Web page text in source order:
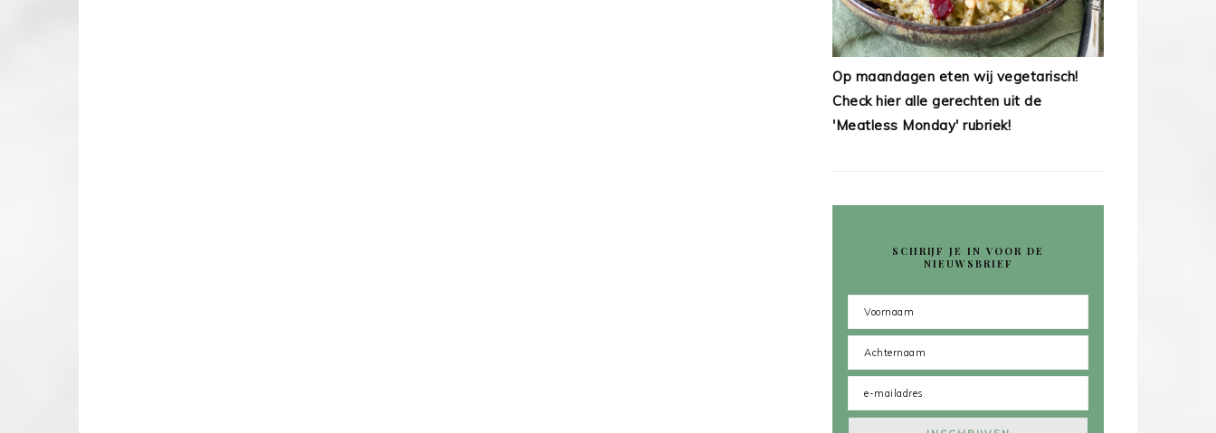
Op maandagen eten wij vegetarisch!
Check hier alle gerechten uit de
'Meatless Monday' rubriek!
SCHRIJF JE IN VOOR DE
NIEUWSBRIEF